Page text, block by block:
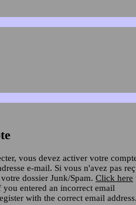
vous devez activer votre
e-mail. Si vous n'avez pas
dossier Junk/Spam. Click here
entered an incorrect email
with the correct email